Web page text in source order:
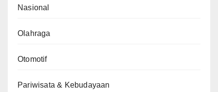
Nasional
Olahraga
Otomotif
Pariwisata & Kebudayaan